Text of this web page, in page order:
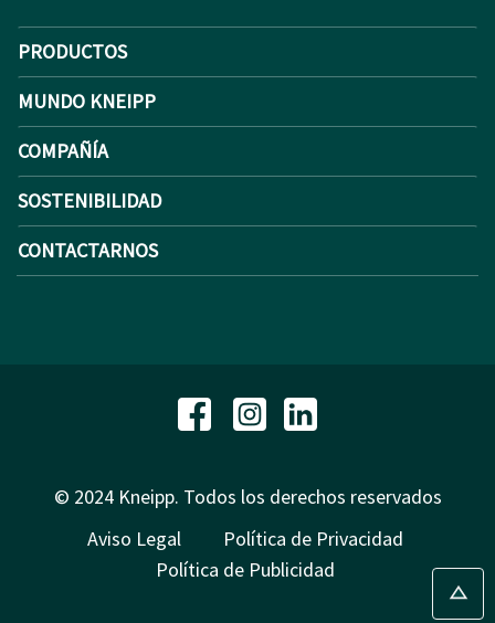
PRODUCTOS
MUNDO KNEIPP
COMPAÑÍA
SOSTENIBILIDAD
CONTACTARNOS
© 2024 Kneipp. Todos los derechos reservados
Aviso Legal
Política de Privacidad
Política de Publicidad